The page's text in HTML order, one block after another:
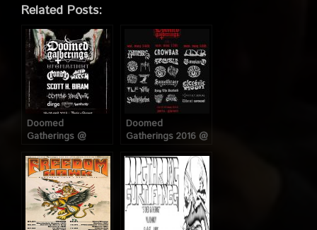
Related Posts:
Doomed
Gatherings @
et 19 Avril 2015
Doomed
Gatherings 2016 @
14 au 16 Mai 2016